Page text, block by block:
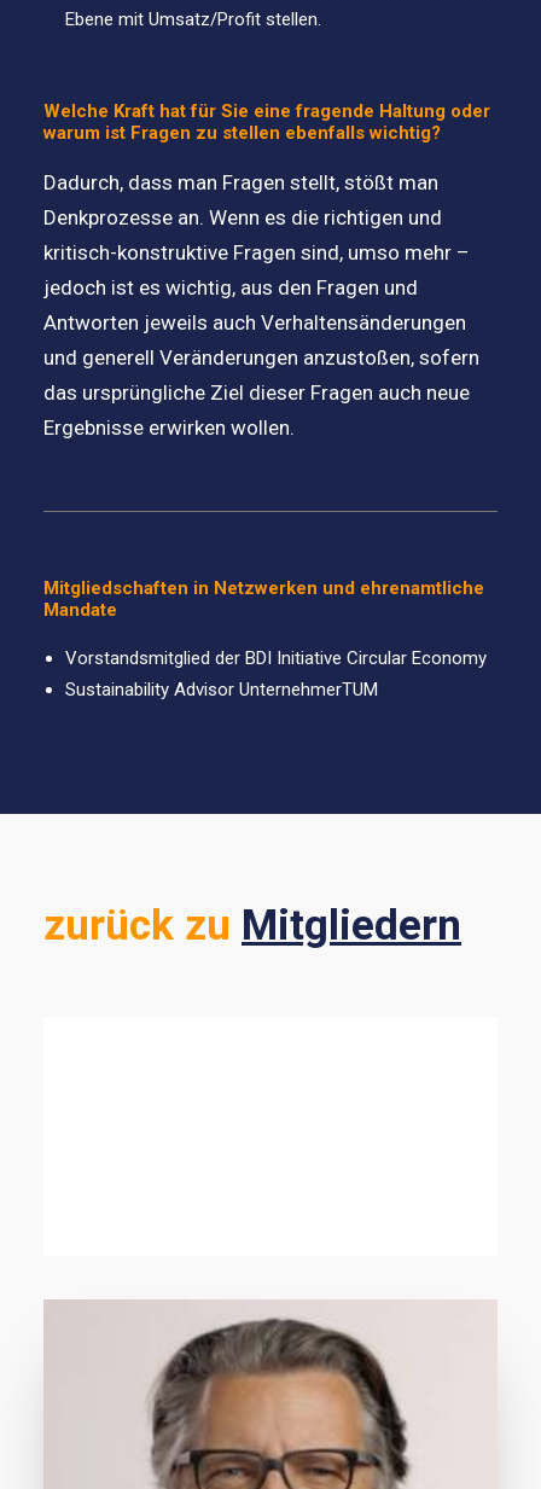
Ebene mit Umsatz/Profit stellen.
Welche Kraft hat für Sie eine fragende Haltung oder
warum ist Fragen zu stellen ebenfalls wichtig?
Dadurch, dass man Fragen stellt, stößt man
Denkprozesse an. Wenn es die richtigen und
kritisch-konstruktive Fragen sind, umso mehr –
jedoch ist es wichtig, aus den Fragen und
Antworten jeweils auch Verhaltensänderungen
und generell Veränderungen anzustoßen, sofern
das ursprüngliche Ziel dieser Fragen auch neue
Ergebnisse erwirken wollen.
Mitgliedschaften in Netzwerken und ehrenamtliche
Mandate
Vorstandsmitglied der BDI Initiative Circular Economy
Sustainability Advisor UnternehmerTUM
zurück zu Mitgliedern